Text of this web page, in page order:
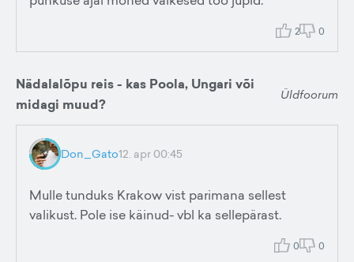
2 0
Nädalalõpu reis - kas Poola, Ungari või
midagi muud?
Üldfoorum
Don_Gato12. apr 00:45
Mulle tunduks Krakow vist parimana sellest
valikust. Pole ise käinud- vbl ka sellepärast.
0 0